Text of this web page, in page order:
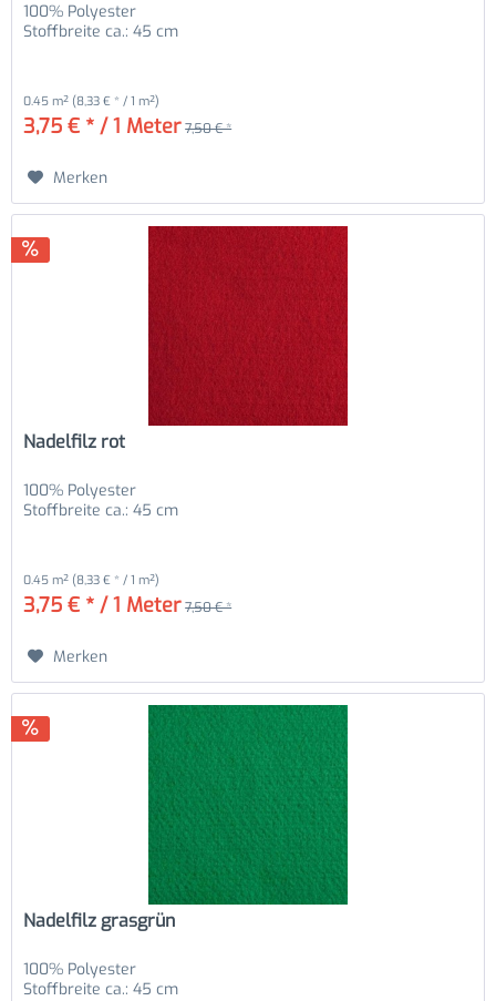
100% Polyester
Stoffbreite ca.: 45 cm
0.45 m² (8,33 € * / 1 m²)
3,75 € * / 1 Meter 7,50 € *
Merken
Nadelfilz rot
100% Polyester
Stoffbreite ca.: 45 cm
0.45 m² (8,33 € * / 1 m²)
3,75 € * / 1 Meter 7,50 € *
Merken
Nadelfilz grasgrün
100% Polyester
Stoffbreite ca.: 45 cm